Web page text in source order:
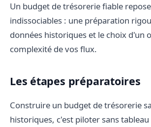
Un budget de trésorerie fiable
indissociables : une préparation
données historiques et le choix d'un
complexité de vos flux.
Les étapes préparatoires
Construire un budget de trésorerie
historiques, c'est piloter sans